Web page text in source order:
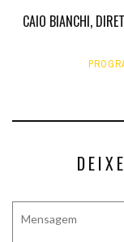
CAIO BIANCHI,